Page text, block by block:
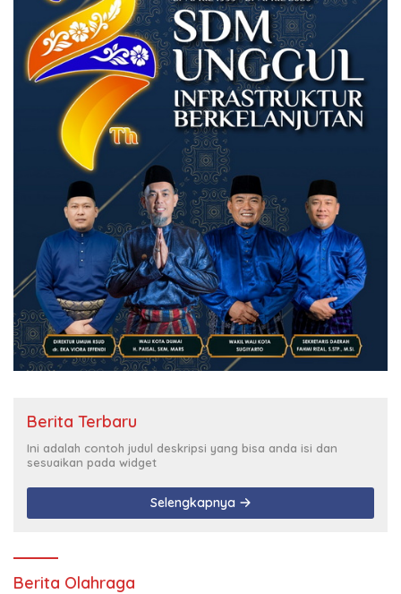
Berita Terbaru
Ini adalah contoh judul deskripsi yang bisa anda isi dan
sesuaikan pada widget
Selengkapnya
Berita Olahraga